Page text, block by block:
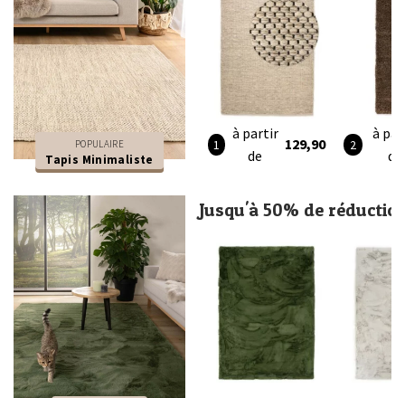
POPULAIRE
Tapis Minimaliste
à partir
de
129,90
à
de
Jusqu'à 50% de